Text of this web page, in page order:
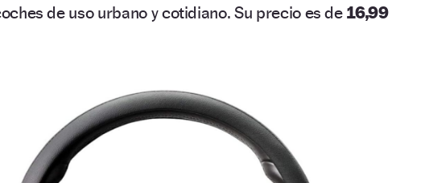
de uso urbano y cotidiano. Su precio es de 16,99